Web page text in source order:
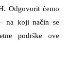
Odgovorit ćemo
na koji način se
podrške ove